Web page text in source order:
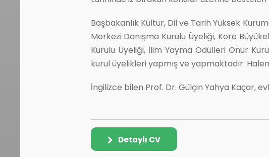
Başbakanlık Kültür, Dil ve Tarih Yüksek
Merkezi Danışma Kurulu Üyeliği, Kore
Kurulu Üyeliği, İlim Yayma Ödülleri Onur
kurul üyelikleri yapmış ve yapmaktadır.
İngilizce bilen Prof. Dr. Gülçin Yahya Kaçar,
Detaylı CV